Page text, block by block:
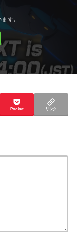
Pocket リンク